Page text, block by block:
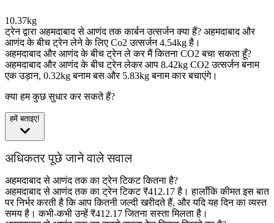
10.37kg
ट्रेन द्वारा अहमदाबाद से आणंद तक कार्बन उत्सर्जन क्या हैं? अहमदाबाद और
आणंद के बीच ट्रेन लेने के लिए Co2 उत्सर्जन 4.54kg है।
अहमदाबाद और आणंद के बीच ट्रेन ले कर मैं कितना CO2 बचा सकता हूँ?
अहमदाबाद और आणंद के बीच ट्रेन लेकर आप 8.42kg CO2 उत्सर्जन बनाम
एक उड़ान, 0.32kg बनाम बस और 5.83kg बनाम कार बचाएंगे।
क्या हम कुछ सुधार कर सकते हैं?
हमें बताइए!
अधिकतर पूछे जाने वाले सवाल
अहमदाबाद से आणंद तक का ट्रेन टिकट कितना है?
अहमदाबाद से आणंद तक का ट्रेन टिकट ₹412.17 है। हालाँकि कीमत इस बात
पर निर्भर करती है कि आप कितनी जल्दी खरीदते हैं, और यदि यह दिन का व्यस्त
समय है। कभी-कभी उन्हें ₹412.17 जितना सस्ता मिलता है।